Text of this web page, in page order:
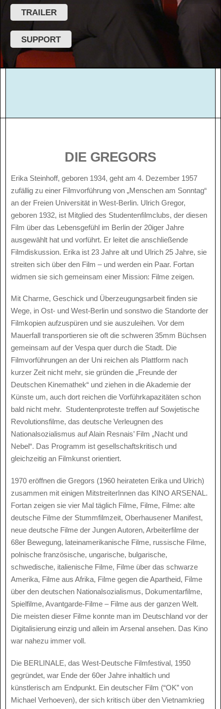
TRAILER
SUPPORT
DIE GREGORS
Erika Steinhoff, geboren 1934, geht am 4. Dezember 1957
zufällig zu einer Filmvorführung von „Menschen am Sonntag“
an der Freien Universität in West-Berlin. Ulrich Gregor,
geboren 1932, ist Mitglied des Studentenfilmclubs, der diesen
Film über das Lebensgefühl im Berlin der 20iger Jahre
ausgewählt hat und vorführt. Er leitet die anschließende
Filmdiskussion. Erika ist 23 Jahre alt und Ulrich 25 Jahre, sie
streiten sich über den Film – und werden ein Paar. Fortan
widmen sie sich gemeinsam einer Mission: Filme zeigen.
Mit Charme, Geschick und Überzeugungsarbeit finden sie
Wege, in Ost- und West-Berlin und sonstwo die Standorte der
Filmkopien aufzuspüren und sie auszuleihen. Vor dem
Mauerfall transportieren sie oft die schweren 35mm Büchsen
gemeinsam auf der Vespa quer durch die Stadt. Die
Filmvorführungen an der Uni reichen als Plattform nach
kurzer Zeit nicht mehr, sie gründen die „Freunde der
Deutschen Kinemathek“ und ziehen in die Akademie der
Künste um, auch dort reichen die Vorführkapazitäten schon
bald nicht mehr. Studentenproteste treffen auf Sowjetische
Revolutionsfilme, das deutsche Verleugnen des
Nationalsozialismus auf Alain Resnais’ Film „Nacht und
Nebel“. Das Programm ist gesellschaftskritisch und
gleichzeitig an Filmkunst orientiert.
1970 eröffnen die Gregors (1960 heirateten Erika und Ulrich)
zusammen mit einigen MitstreiterInnen das KINO ARSENAL.
Fortan zeigen sie vier Mal täglich Filme, Filme, Filme: alte
deutsche Filme der Stummfilmzeit, Oberhausener Manifest,
neue deutsche Filme der Jungen Autoren, Arbeiterfilme der
68er Bewegung, lateinamerikanische Filme, russische Filme,
polnische französische, ungarische, bulgarische,
schwedische, italienische Filme, Filme über das schwarze
Amerika, Filme aus Afrika, Filme gegen die Apartheid, Filme
über den deutschen Nationalsozialismus, Dokumentarfilme,
Spielfilme, Avantgarde-Filme – Filme aus der ganzen Welt.
Die meisten dieser Filme konnte man im Deutschland vor der
Digitalisierung einzig und allein im Arsenal ansehen. Das Kino
war nahezu immer voll.
Die BERLINALE, das West-Deutsche Filmfestival, 1950
gegründet, war Ende der 60er Jahre inhaltlich und
künstlerisch am Endpunkt. Ein deutscher Film (“OK” von
Michael Verhoeven), der sich kritisch über den Vietnamkrieg